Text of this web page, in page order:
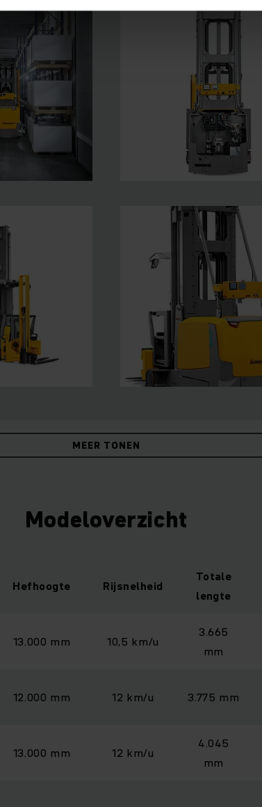
MEER TONEN
Modeloverzicht
Hefhoogte Rijsnelheid
Totale
lengte
13.000 mm 10,5 km/u
3.665
mm
12.000 mm 12 km/u 3.775 mm
13.000 mm 12 km/u
4.045
mm